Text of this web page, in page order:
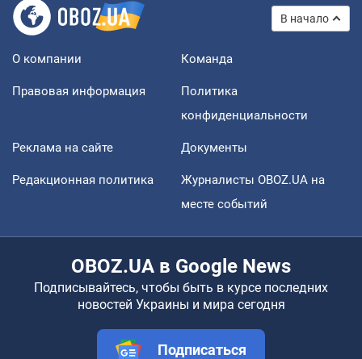
В начало
О компании Команда
Правовая информация
Политика
конфиденциальности
Реклама на сайте Документы
Редакционная политика
Журналисты OBOZ.UA на
месте событий
OBOZ.UA в Google News
Подписывайтесь, чтобы быть в курсе последних
новостей Украины и мира сегодня
Подписаться